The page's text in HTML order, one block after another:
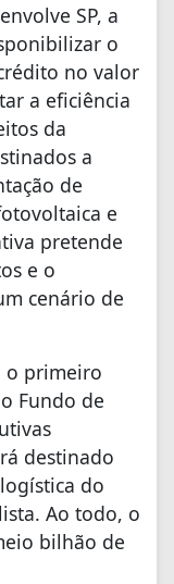
SP, a
o
no valor
a eficiência
da
a
de
e
pretende
e o
cenário de
o primeiro
Fundo de
destinado
do
Ao todo, o
bilhão de